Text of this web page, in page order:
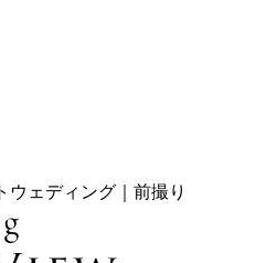
ウェディング｜前撮り